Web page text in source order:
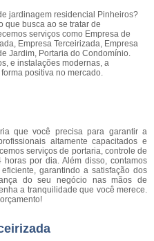
jardinagem residencial Pinheiros?
que busca ao se tratar de
serviços como Empresa de
Empresa Terceirizada, Empresa
Jardim, Portaria do Condomínio.
e instalações modernas, a
positiva no mercado.
que você precisa para garantir a
altamente capacitados e
serviços de portaria, controle de
por dia. Além disso, contamos
garantindo a satisfação dos
do seu negócio nas mãos de
a tranquilidade que você merece.